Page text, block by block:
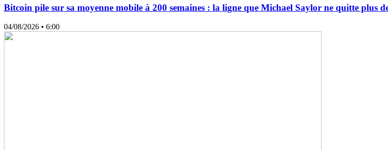
Bitcoin pile sur sa moyenne mobile à 200 semaines : la ligne que Michael Saylor ne quitte plus
04/08/2026 • 6:00